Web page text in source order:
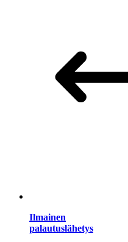
Ilmainen
palautuslähetys